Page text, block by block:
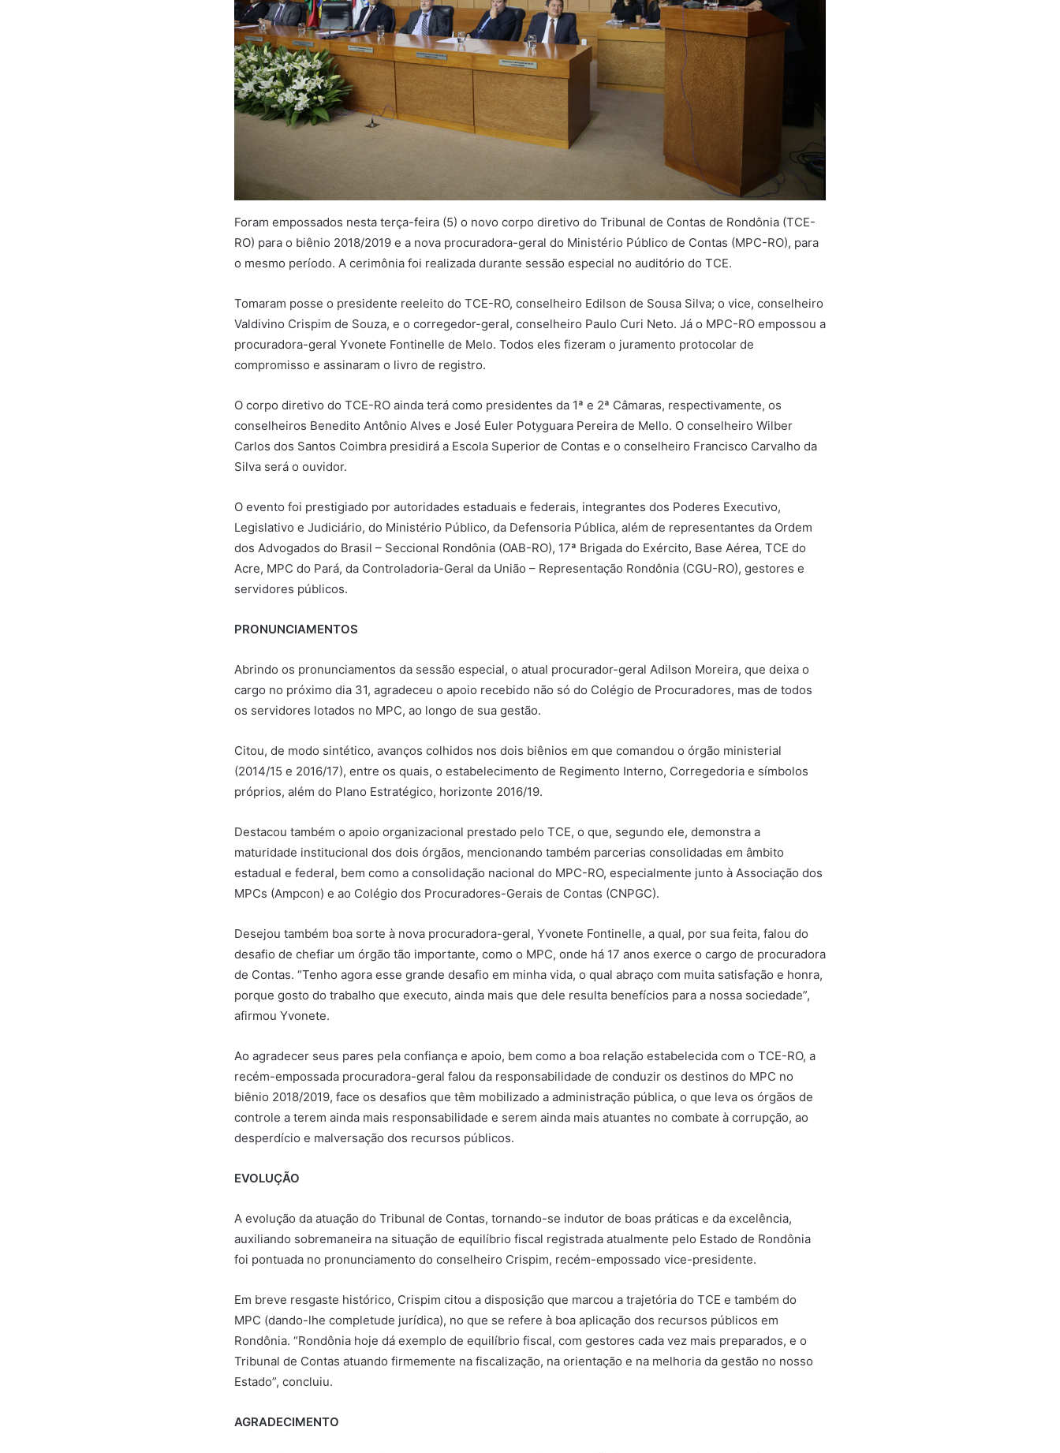
Foram empossados nesta terça-feira (5) o novo corpo diretivo do Tribunal de Contas de Rondônia (TCE-
RO) para o biênio 2018/2019 e a nova procuradora-geral do Ministério Público de Contas (MPC-RO), para
o mesmo período. A cerimônia foi realizada durante sessão especial no auditório do TCE.
Tomaram posse o presidente reeleito do TCE-RO, conselheiro Edilson de Sousa Silva; o vice, conselheiro
Valdivino Crispim de Souza, e o corregedor-geral, conselheiro Paulo Curi Neto. Já o MPC-RO empossou a
procuradora-geral Yvonete Fontinelle de Melo. Todos eles fizeram o juramento protocolar de
compromisso e assinaram o livro de registro.
O corpo diretivo do TCE-RO ainda terá como presidentes da 1ª e 2ª Câmaras, respectivamente, os
conselheiros Benedito Antônio Alves e José Euler Potyguara Pereira de Mello. O conselheiro Wilber
Carlos dos Santos Coimbra presidirá a Escola Superior de Contas e o conselheiro Francisco Carvalho da
Silva será o ouvidor.
O evento foi prestigiado por autoridades estaduais e federais, integrantes dos Poderes Executivo,
Legislativo e Judiciário, do Ministério Público, da Defensoria Pública, além de representantes da Ordem
dos Advogados do Brasil – Seccional Rondônia (OAB-RO), 17ª Brigada do Exército, Base Aérea, TCE do
Acre, MPC do Pará, da Controladoria-Geral da União – Representação Rondônia (CGU-RO), gestores e
servidores públicos.
PRONUNCIAMENTOS
Abrindo os pronunciamentos da sessão especial, o atual procurador-geral Adilson Moreira, que deixa o
cargo no próximo dia 31, agradeceu o apoio recebido não só do Colégio de Procuradores, mas de todos
os servidores lotados no MPC, ao longo de sua gestão.
Citou, de modo sintético, avanços colhidos nos dois biênios em que comandou o órgão ministerial
(2014/15 e 2016/17), entre os quais, o estabelecimento de Regimento Interno, Corregedoria e símbolos
próprios, além do Plano Estratégico, horizonte 2016/19.
Destacou também o apoio organizacional prestado pelo TCE, o que, segundo ele, demonstra a
maturidade institucional dos dois órgãos, mencionando também parcerias consolidadas em âmbito
estadual e federal, bem como a consolidação nacional do MPC-RO, especialmente junto à Associação dos
MPCs (Ampcon) e ao Colégio dos Procuradores-Gerais de Contas (CNPGC).
Desejou também boa sorte à nova procuradora-geral, Yvonete Fontinelle, a qual, por sua feita, falou do
desafio de chefiar um órgão tão importante, como o MPC, onde há 17 anos exerce o cargo de procuradora
de Contas. “Tenho agora esse grande desafio em minha vida, o qual abraço com muita satisfação e honra,
porque gosto do trabalho que executo, ainda mais que dele resulta benefícios para a nossa sociedade”,
afirmou Yvonete.
Ao agradecer seus pares pela confiança e apoio, bem como a boa relação estabelecida com o TCE-RO, a
recém-empossada procuradora-geral falou da responsabilidade de conduzir os destinos do MPC no
biênio 2018/2019, face os desafios que têm mobilizado a administração pública, o que leva os órgãos de
controle a terem ainda mais responsabilidade e serem ainda mais atuantes no combate à corrupção, ao
desperdício e malversação dos recursos públicos.
EVOLUÇÃO
A evolução da atuação do Tribunal de Contas, tornando-se indutor de boas práticas e da excelência,
auxiliando sobremaneira na situação de equilíbrio fiscal registrada atualmente pelo Estado de Rondônia
foi pontuada no pronunciamento do conselheiro Crispim, recém-empossado vice-presidente.
Em breve resgaste histórico, Crispim citou a disposição que marcou a trajetória do TCE e também do
MPC (dando-lhe completude jurídica), no que se refere à boa aplicação dos recursos públicos em
Rondônia. “Rondônia hoje dá exemplo de equilíbrio fiscal, com gestores cada vez mais preparados, e o
Tribunal de Contas atuando firmemente na fiscalização, na orientação e na melhoria da gestão no nosso
Estado”, concluiu.
AGRADECIMENTO